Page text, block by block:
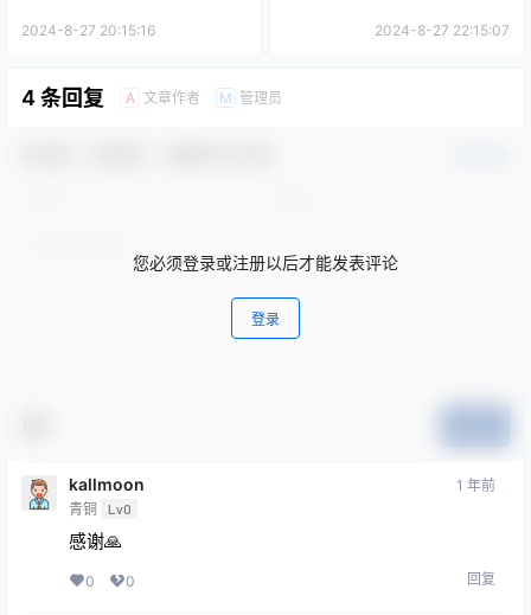
2024-8-27 20:15:16 2024-8-27 22:15:07
4 条回复 A 文章作者 M 管理员
您必须登录或注册以后才能发表评论
登录
kallmoon
青铜 Lv0
1 年前
感谢🙏
0 0 回复